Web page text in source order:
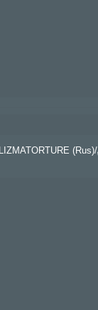
(Rus)/